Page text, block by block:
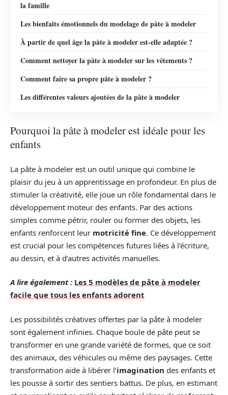
la famille
Les bienfaits émotionnels du modelage de pâte à modeler
À partir de quel âge la pâte à modeler est-elle adaptée ?
Comment nettoyer la pâte à modeler sur les vêtements ?
Comment faire sa propre pâte à modeler ?
Les différentes valeurs ajoutées de la pâte à modeler
Pourquoi la pâte à modeler est idéale pour les
enfants
La pâte à modeler est un outil unique qui combine le
plaisir du jeu à un apprentissage en profondeur. En plus de
stimuler la créativité, elle joue un rôle fondamental dans le
développement moteur des enfants. Par des actions
simples comme pétrir, rouler ou former des objets, les
enfants renforcent leur motricité fine. Ce développement
est crucial pour les compétences futures liées à l’écriture,
au dessin, et à d’autres activités manuelles.
A lire également : Les 5 modèles de pâte à modeler
facile que tous les enfants adorent
Les possibilités créatives offertes par la pâte à modeler
sont également infinies. Chaque boule de pâte peut se
transformer en une grande variété de formes, que ce soit
des animaux, des véhicules ou même des paysages. Cette
transformation aide à libérer l’imagination des enfants et
les pousse à sortir des sentiers battus. De plus, en estimant